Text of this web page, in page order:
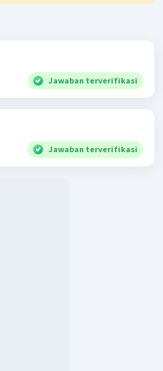
Jawaban terverifikasi
Jawaban terverifikasi